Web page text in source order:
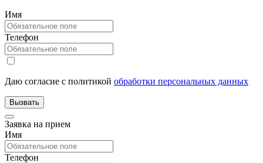
Имя
Телефон
Даю согласие с политикой обработки персональных данных
Заявка на прием
Имя
Телефон